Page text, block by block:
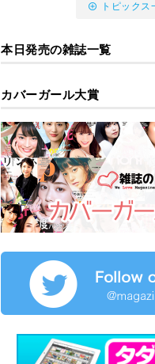
トピックス
本日発売の雑誌一覧
カバーガール大賞